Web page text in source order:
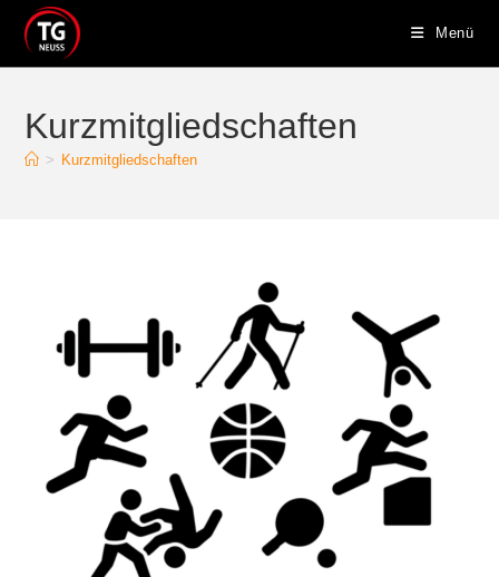
Inhalt
springen
Menü
Kurzmitgliedschaften
> Kurzmitgliedschaften